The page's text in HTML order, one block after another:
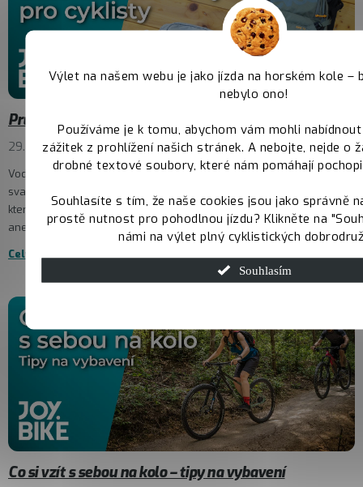
Výlet na našem webu je jako jízda na horském kole –
nebylo ono!
Používáme je k tomu, abychom vám mohli
zážitek z prohlížení našich stránek. A nebojte, nejde o
drobné textové soubory, které nám pomáhají
Souhlasíte s tím, že naše cookies jsou jako správně
prostě nutnost pro pohodlnou jízdu? Klikněte na
námi na výlet plný cyklistických
Souhlasím
Průvodce výběrem batohu a ledvinky pro cyklisty
29.7.2025
Voda, nářadí, pumpička, náhradní duše, telefon, klíče nebo třeba
svačina. Pro většinu cyklistů nezbytnosti, bez kterých nevyjedou a
které poberou různé brašny – pod sedlem, na řídítkách, v rámu –
aneb...
Celý článek
Co si vzít s sebou na kolo – tipy na vybavení